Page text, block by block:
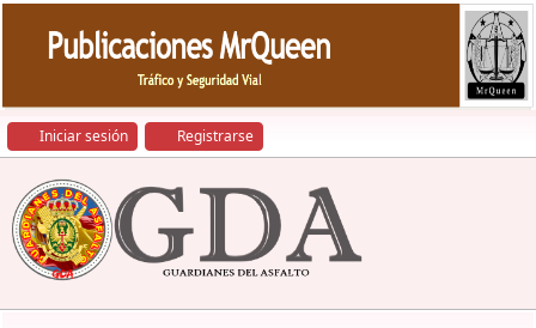
Iniciar sesión Registrarse